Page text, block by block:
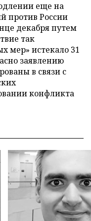
еще на
против России
декабря путем
так
мер» истекало 31
заявлению
в связи с
конфликта